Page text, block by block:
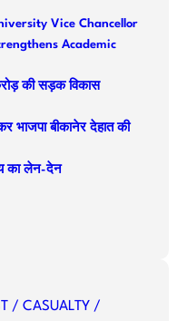
Vice Chancellor
Academic
की सड़क विकास
भाजपा बीकानेर देहात की
का लेन-देन
/ CASUALTY /